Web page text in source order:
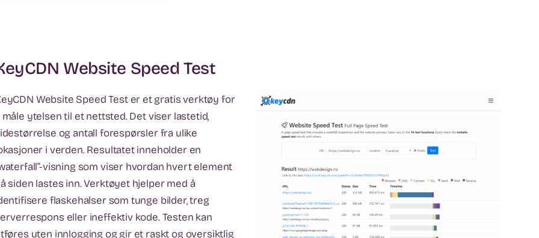
Website Speed Test
Website Speed Test er et gratis verktøy for
måle ytelsen til et nettsted. Det viser lastetid,
og antall forespørsler fra ulike
i verden. Resultatet inneholder en
visning som viser hvordan hvert element
siden lastes inn. Verktøyet hjelper med å
flaskehalser som tunge bilder, treg
eller ineffektiv kode. Testen kan
uten innlogging og gir et raskt og oversiktlig